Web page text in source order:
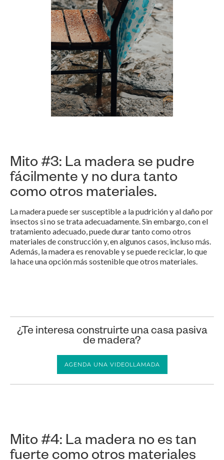
Mito #3: La madera se pudre
fácilmente y no dura tanto
como otros materiales.
La madera puede ser susceptible a la pudrición y al daño por
insectos si no se trata adecuadamente. Sin embargo, con el
tratamiento adecuado, puede durar tanto como otros
materiales de construcción y, en algunos casos, incluso más.
Además, la madera es renovable y se puede reciclar, lo que
la hace una opción más sostenible que otros materiales.
¿Te interesa construirte una casa pasiva
de madera?
AGENDA UNA VIDEOLLAMADA
Mito #4: La madera no es tan
fuerte como otros materiales